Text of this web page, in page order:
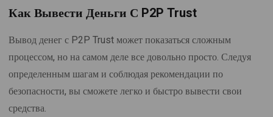
Как Вывести Деньги С P2P Trust
Вывод денег с P2P Trust может показаться сложным
процессом, но на самом деле все довольно просто. Следуя
определенным шагам и соблюдая рекомендации по
безопасности, вы сможете легко и быстро вывести свои
средства.